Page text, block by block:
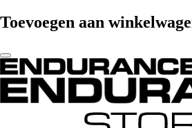
Toevoegen aan